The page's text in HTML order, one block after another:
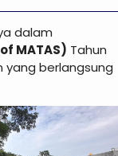
dalam
MATAS) Tahun
yang berlangsung